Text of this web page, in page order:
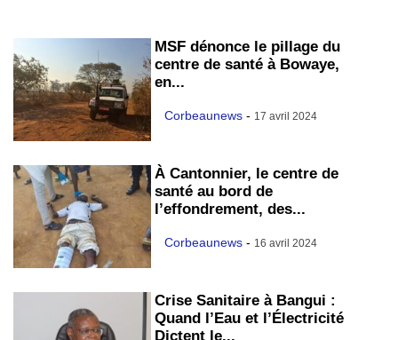
MSF dénonce le pillage du
centre de santé à Bowaye,
en...
Corbeaunews - 17 avril 2024
À Cantonnier, le centre de
santé au bord de
l’effondrement, des...
Corbeaunews - 16 avril 2024
Crise Sanitaire à Bangui :
Quand l’Eau et l’Électricité
Dictent le...